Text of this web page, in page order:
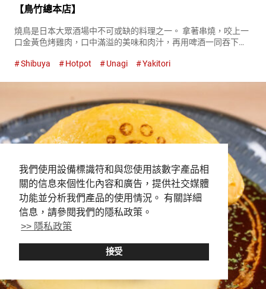
我們使用設備標識符和與您使用該數字產品相
關的信息來個性化內容和廣告，提供社交媒體
功能並分析我們產品的使用情況。 有關詳細
信息，請參閱我們的隱私政策。
>> 隱私政策
接受
【鳥竹總本店】
燒鳥是日本大眾酒場中不可或缺的料理之一。 拿著串燒，咬上一
口金黃色烤雞肉，口中滿溢的美味和肉汁，再用啤酒一同吞下
飲食文化的，就是『鳥竹總本店（Toritake）』。 『燒鳥拼盤５
Shibuya Hotpot Unagi Yakitori